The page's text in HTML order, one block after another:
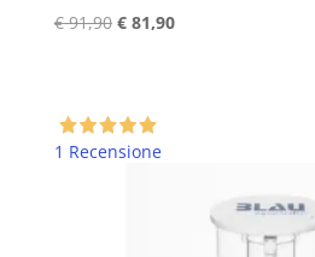
€91,90 Il
€ 91,90.
€81,90Il
1 Recensione